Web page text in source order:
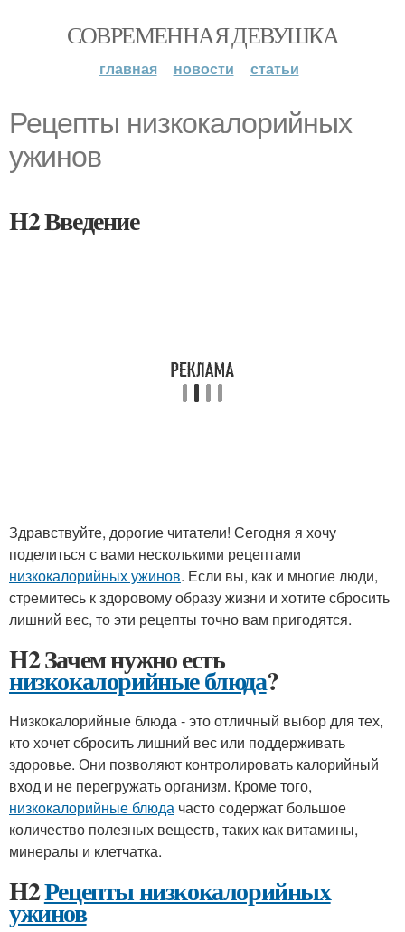
СОВРЕМЕННАЯ ДЕВУШКА
главная новости статьи
Рецепты низкокалорийных
ужинов
H2 Введение
Здравствуйте, дорогие читатели! Сегодня я хочу
поделиться с вами несколькими рецептами
низкокалорийных ужинов. Если вы, как и многие люди,
стремитесь к здоровому образу жизни и хотите сбросить
лишний вес, то эти рецепты точно вам пригодятся.
H2 Зачем нужно есть
низкокалорийные блюда?
Низкокалорийные блюда - это отличный выбор для тех,
кто хочет сбросить лишний вес или поддерживать
здоровье. Они позволяют контролировать калорийный
вход и не перегружать организм. Кроме того,
низкокалорийные блюда часто содержат большое
количество полезных веществ, таких как витамины,
минералы и клетчатка.
H2Рецепты низкокалорийных
ужинов